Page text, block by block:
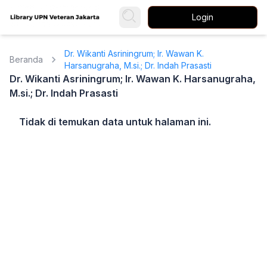
Login
Beranda
Dr. Wikanti Asriningrum; Ir. Wawan K.
Harsanugraha, M.si.; Dr. Indah Prasasti
Dr. Wikanti Asriningrum; Ir. Wawan K. Harsanugraha,
M.si.; Dr. Indah Prasasti
Tidak di temukan data untuk halaman ini.